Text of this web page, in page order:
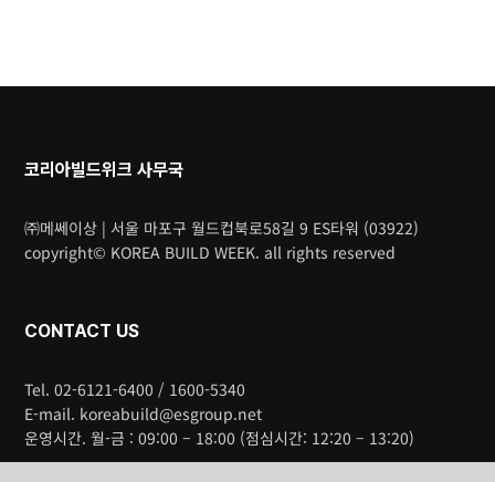
코리아빌드위크 사무국
㈜메쎄이상 | 서울 마포구 월드컵북로58길 9 ES타워 (03922)
copyright© KOREA BUILD WEEK. all rights reserved
CONTACT US
Tel. 02-6121-6400 / 1600-5340
E-mail. koreabuild@esgroup.net
운영시간. 월-금 : 09:00 – 18:00 (점심시간: 12:20 – 13:20)